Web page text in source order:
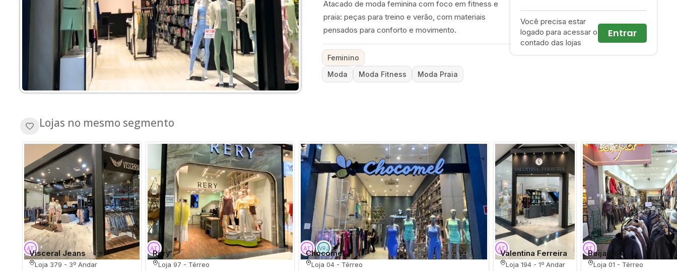
Atacado de moda feminina com foco em fitness e
praia: peças para treino e verão, com materiais
pensados para conforto e movimento.
Feminino
Moda
Moda Fitness Moda Praia
Você precisa estar
logado para acessar o
contado das lojas
Entrar
Lojas no mesmo segmento
Visceral Jeans
Loja 379 - 3º Andar
Rery
Loja 97 - Térreo
Chocomel
Loja 04 - Térreo
Valentina Ferreira
Loja 194 - 1º Andar
Beijamor
Loja 01 - Térreo